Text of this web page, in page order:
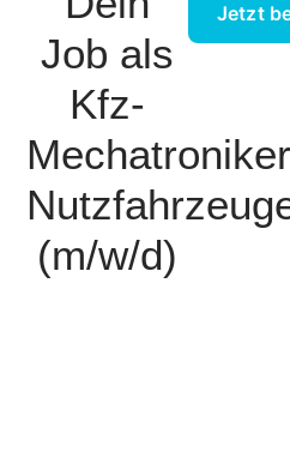
Job als
Kfz-
(m/w/d)
Jetzt